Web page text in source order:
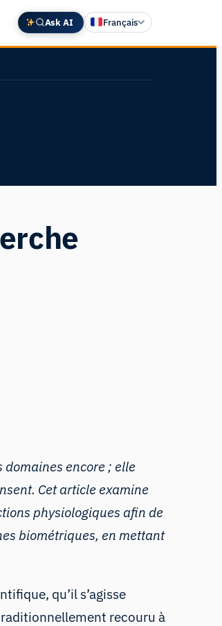
Ask AI Français
English
domaines encore ; elle
Cet article examine
physiologiques afin de
biométriques, en mettant
qu’il s’agisse
recouru à